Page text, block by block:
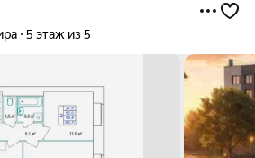
5 этаж из 5